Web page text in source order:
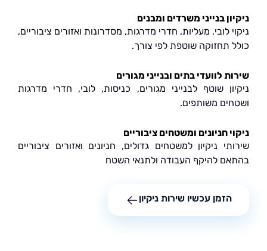
בנייני משרדים ומבנים
לובי, מעליות, חדרי מדרגות, מסדרונות ואזורים ציבוריים,
תחזוקה שוטפת לפי צורך.
לוועדי בתים ובנייני מגורים
שוטף לבנייני מגורים, כניסות, לובי, חדרי מדרגות
משותפים.
חניונים ומשטחים ציבוריים
ניקיון למשטחים גדולים, חניונים ואזורים ציבוריים
להיקף העבודה ולתנאי השטח
הזמן עכשיו שירות ניקיון